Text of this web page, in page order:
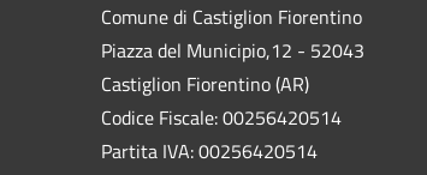
Comune di Castiglion Fiorentino
Piazza del Municipio,12 - 52043
Castiglion Fiorentino (AR)
Codice Fiscale: 00256420514
Partita IVA: 00256420514